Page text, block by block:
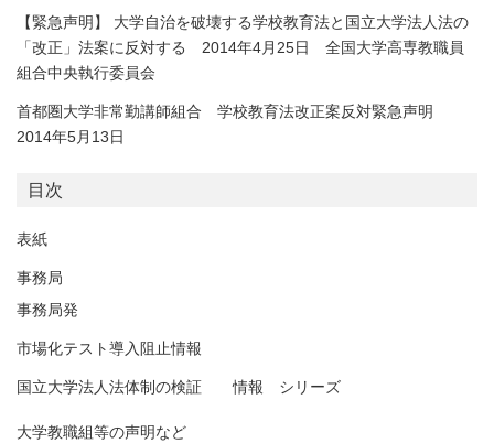
【緊急声明】 大学自治を破壊する学校教育法と国立大学法人法の
「改正」法案に反対する 2014年4月25日 全国大学高専教職員
組合中央執行委員会
首都圏大学非常勤講師組合 学校教育法改正案反対緊急声明
2014年5月13日
目次
表紙
事務局
事務局発
市場化テスト導入阻止情報
国立大学法人法体制の検証 情報 シリーズ
大学教職組等の声明など